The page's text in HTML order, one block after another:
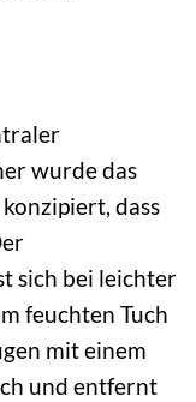
wurde das
dass
sich bei leichter
feuchten Tuch
mit einem
und entfernt